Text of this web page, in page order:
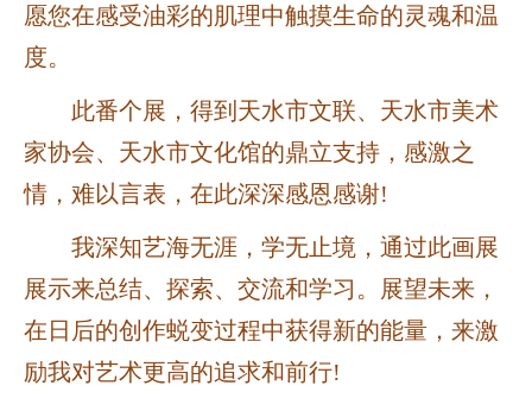
愿您在感受油彩的肌理中触摸生命的灵魂和温
度。
此番个展，得到天水市文联、天水市美术
家协会、天水市文化馆的鼎立支持，感激之
情，难以言表，在此深深感恩感谢!
我深知艺海无涯，学无止境，通过此画展
展示来总结、探索、交流和学习。展望未来，
在日后的创作蜕变过程中获得新的能量，来激
励我对艺术更高的追求和前行!